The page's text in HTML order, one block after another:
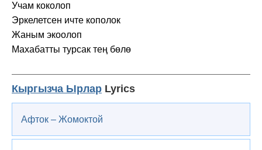
Учам коколоп
Эркелетсен ичте кополок
Жаным экоолоп
Махабатты турсак тең бөлө
Кыргызча Ырлар Lyrics
Афток – Жомоктой